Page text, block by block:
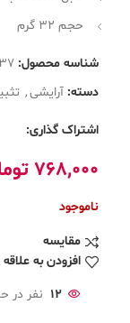
حجم 32 گرم
شناسه محصول:
دسته: آرایشی,
اشتراک گذاری:
768,000
ناموجود
مقایسه
افزودن به
12 نفر در